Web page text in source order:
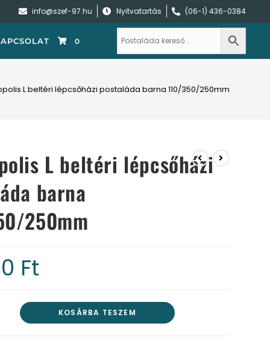
info@szef-97.hu Nyitvatartás (06-1) 436-0384
0
L beltéri lépcsőházi postaláda barna 110/350/250mm
L beltéri lépcsőházi
barna
250mm
Ft
KOSÁRBA TESZEM